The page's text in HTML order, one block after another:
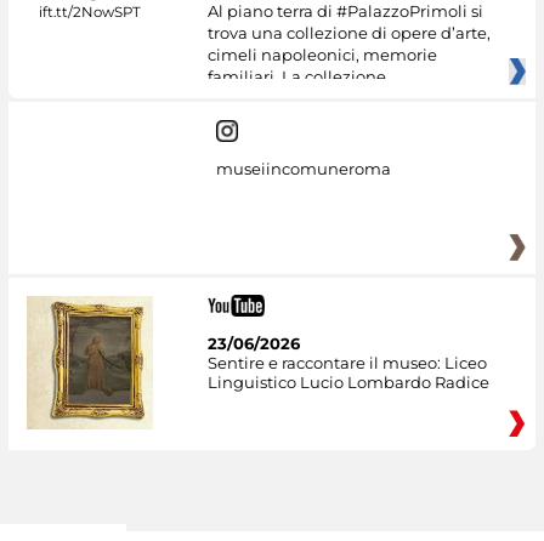
Al piano terra di #PalazzoPrimoli si
trova una collezione di opere d’arte,
cimeli napoleonici, memorie
familiari. La collezione
museiincomuneroma
23/06/2026
Sentire e raccontare il museo: Liceo
Linguistico Lucio Lombardo Radice